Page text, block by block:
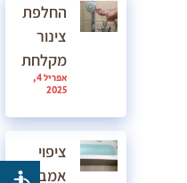
החלפת
צינור
מקלחת
אפריל 4,
2025
ציפוי
אמבטיה